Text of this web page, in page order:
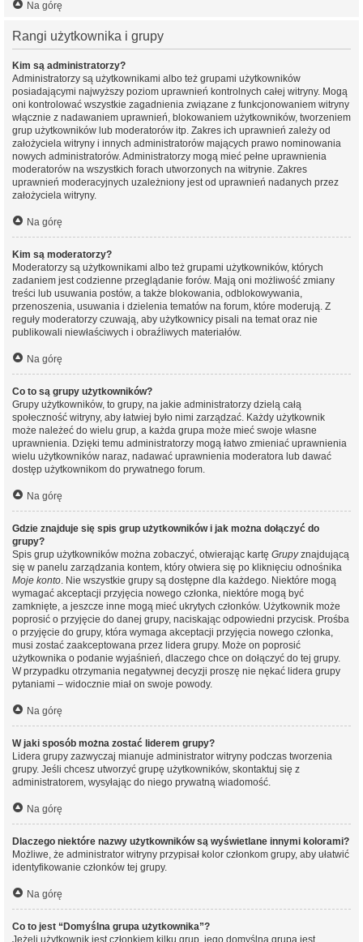
Na górę
Rangi użytkownika i grupy
Kim są administratorzy?
Administratorzy są użytkownikami albo też grupami użytkowników
posiadającymi najwyższy poziom uprawnień kontrolnych całej witryny. Mogą
oni kontrolować wszystkie zagadnienia związane z funkcjonowaniem witryny
włącznie z nadawaniem uprawnień, blokowaniem użytkowników, tworzeniem
grup użytkowników lub moderatorów itp. Zakres ich uprawnień zależy od
założyciela witryny i innych administratorów mających prawo nominowania
nowych administratorów. Administratorzy mogą mieć pełne uprawnienia
moderatorów na wszystkich forach utworzonych na witrynie. Zakres
uprawnień moderacyjnych uzależniony jest od uprawnień nadanych przez
założyciela witryny.
Na górę
Kim są moderatorzy?
Moderatorzy są użytkownikami albo też grupami użytkowników, których
zadaniem jest codzienne przeglądanie forów. Mają oni możliwość zmiany
treści lub usuwania postów, a także blokowania, odblokowywania,
przenoszenia, usuwania i dzielenia tematów na forum, które moderują. Z
reguły moderatorzy czuwają, aby użytkownicy pisali na temat oraz nie
publikowali niewłaściwych i obraźliwych materiałów.
Na górę
Co to są grupy użytkowników?
Grupy użytkowników, to grupy, na jakie administratorzy dzielą całą
społeczność witryny, aby łatwiej było nimi zarządzać. Każdy użytkownik
może należeć do wielu grup, a każda grupa może mieć swoje własne
uprawnienia. Dzięki temu administratorzy mogą łatwo zmieniać uprawnienia
wielu użytkowników naraz, nadawać uprawnienia moderatora lub dawać
dostęp użytkownikom do prywatnego forum.
Na górę
Gdzie znajduje się spis grup użytkowników i jak można dołączyć do
grupy?
Spis grup użytkowników można zobaczyć, otwierając kartę Grupyznajdującą
się w panelu zarządzania kontem, który otwiera się po kliknięciu odnośnika
Moje konto. Nie wszystkie grupy są dostępne dla każdego. Niektóre mogą
wymagać akceptacji przyjęcia nowego członka, niektóre mogą być
zamknięte, a jeszcze inne mogą mieć ukrytych członków. Użytkownik może
poprosić o przyjęcie do danej grupy, naciskając odpowiedni przycisk. Prośba
o przyjęcie do grupy, która wymaga akceptacji przyjęcia nowego członka,
musi zostać zaakceptowana przez lidera grupy. Może on poprosić
użytkownika o podanie wyjaśnień, dlaczego chce on dołączyć do tej grupy.
W przypadku otrzymania negatywnej decyzji proszę nie nękać lidera grupy
pytaniami – widocznie miał on swoje powody.
Na górę
W jaki sposób można zostać liderem grupy?
Lidera grupy zazwyczaj mianuje administrator witryny podczas tworzenia
grupy. Jeśli chcesz utworzyć grupę użytkowników, skontaktuj się z
administratorem, wysyłając do niego prywatną wiadomość.
Na górę
Dlaczego niektóre nazwy użytkowników są wyświetlane innymi kolorami?
Możliwe, że administrator witryny przypisał kolor członkom grupy, aby ułatwić
identyfikowanie członków tej grupy.
Na górę
Co to jest “Domyślna grupa użytkownika”?
Jeżeli użytkownik jest członkiem kilku grup, jego domyślna grupa jest